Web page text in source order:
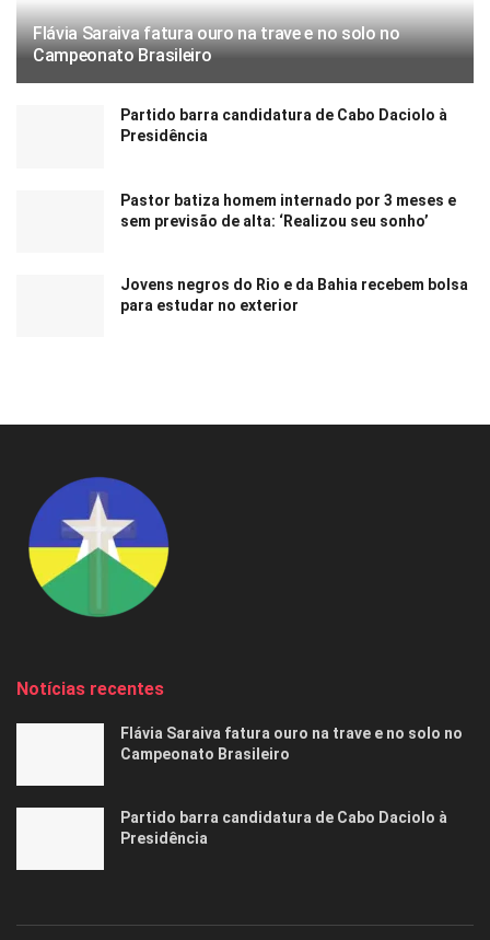
Flávia Saraiva fatura ouro na trave e no solo no
Campeonato Brasileiro
Partido barra candidatura de Cabo Daciolo à
Presidência
Pastor batiza homem internado por 3 meses e
sem previsão de alta: ‘Realizou seu sonho’
Jovens negros do Rio e da Bahia recebem bolsa
para estudar no exterior
Notícias recentes
Flávia Saraiva fatura ouro na trave e no solo no
Campeonato Brasileiro
Partido barra candidatura de Cabo Daciolo à
Presidência